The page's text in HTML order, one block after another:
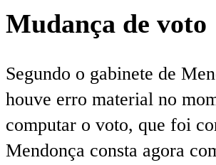
Mudança de voto
Segundo o gabinete de
houve erro material no
computar o voto, que foi
Mendonça consta agora